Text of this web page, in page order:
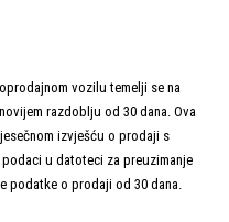
vozilu temelji se na
razdoblju od 30 dana. Ova
izvješću o prodaji s
u datoteci za preuzimanje
podatke o prodaji od 30 dana.